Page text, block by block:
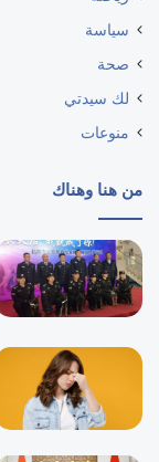
سياسة
صحة
لك سيدتي
منوعات
من هنا وهناك